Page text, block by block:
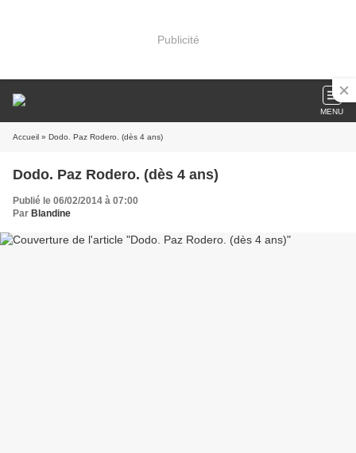
Publicité
MENU
Accueil » Dodo. Paz Rodero. (dès 4 ans)
Dodo. Paz Rodero. (dès 4 ans)
Publié le 06/02/2014 à 07:00
Par Blandine